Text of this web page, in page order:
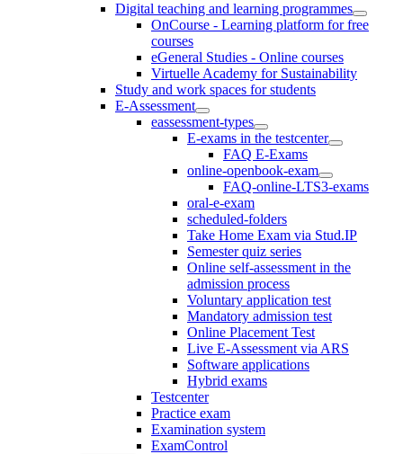
Digital teaching and learning programmes
OnCourse - Learning platform for free
courses
eGeneral Studies - Online courses
Virtuelle Academy for Sustainability
Study and work spaces for students
E-Assessment
eassessment-types
E-exams in the testcenter
FAQ E-Exams
online-openbook-exam
FAQ-online-LTS3-exams
oral-e-exam
scheduled-folders
Take Home Exam via Stud.IP
Semester quiz series
Online self-assessment in the
admission process
Voluntary application test
Mandatory admission test
Online Placement Test
Live E-Assessment via ARS
Software applications
Hybrid exams
Testcenter
Practice exam
Examination system
ExamControl